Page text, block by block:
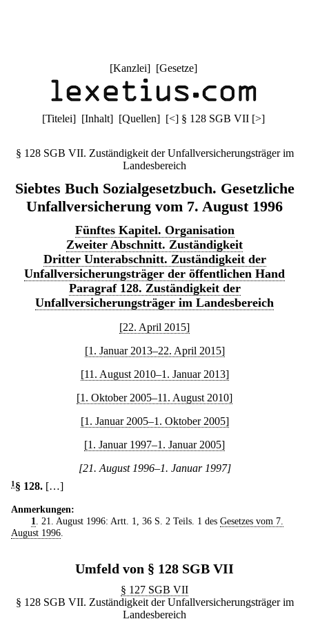
[Kanzlei] [Gesetze]
[Titelei] [Inhalt] [Quellen] [<] § 128 SGB VII [>]
§ 128 SGB VII. Zuständigkeit der Unfallversicherungsträger im
Landesbereich
Siebtes Buch Sozialgesetzbuch. Gesetzliche
Unfallversicherung vom 7. August 1996
Fünftes Kapitel. Organisation
Zweiter Abschnitt. Zuständigkeit
Dritter Unterabschnitt. Zuständigkeit der
Unfallversicherungsträger der öffentlichen Hand
Paragraf 128. Zuständigkeit der
Unfallversicherungsträger im Landesbereich
[22. April 2015]
[1. Januar 2013–22. April 2015]
[11. August 2010–1. Januar 2013]
[1. Oktober 2005–11. August 2010]
[1. Januar 2005–1. Oktober 2005]
[1. Januar 1997–1. Januar 2005]
[21. August 1996–1. Januar 1997]
1 § 128. […]
Anmerkungen:
1
. 21. August 1996: Artt. 1, 36 S. 2 Teils. 1 des Gesetzes vom 7.
August 1996
Umfeld von § 128 SGB VII
§ 127 SGB VII
§ 128 SGB VII. Zuständigkeit der Unfallversicherungsträger im
Landesbereich